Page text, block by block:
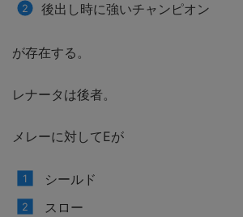
後出し時に強いチャンピオン
が存在する。
レナータは後者。
メレーに対してEが
シールド
スロー